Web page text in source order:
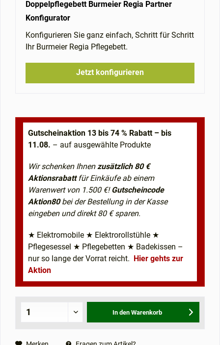
Doppelpflegebett Burmeier Regia Partner
Konfigurator
Konfigurieren Sie ganz einfach, Schritt für Schritt
Ihr Burmeier Regia Pflegebett.
Jetzt konfigurieren
Gutscheinaktion 13 bis 74 % Rabatt – bis
11.08. – auf ausgewählte Produkte
Wir schenken Ihnenzusätzlich 80 €
Aktionsrabattfür Einkäufe ab einem
Warenwert von 1.500 €!Gutscheincode
Aktion80bei der Bestellung in der Kasse
eingeben und direkt 80 € sparen.
★ Elektromobile ★ Elektrorollstühle ★
Pflegesessel ★ Pflegebetten ★ Badekissen –
nur so lange der Vorrat reicht.
Hier gehts zur
Aktion
In den Warenkorb